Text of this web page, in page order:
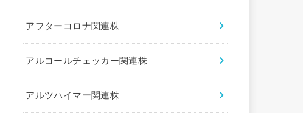
アフターコロナ関連株
アルコールチェッカー関連株
アルツハイマー関連株